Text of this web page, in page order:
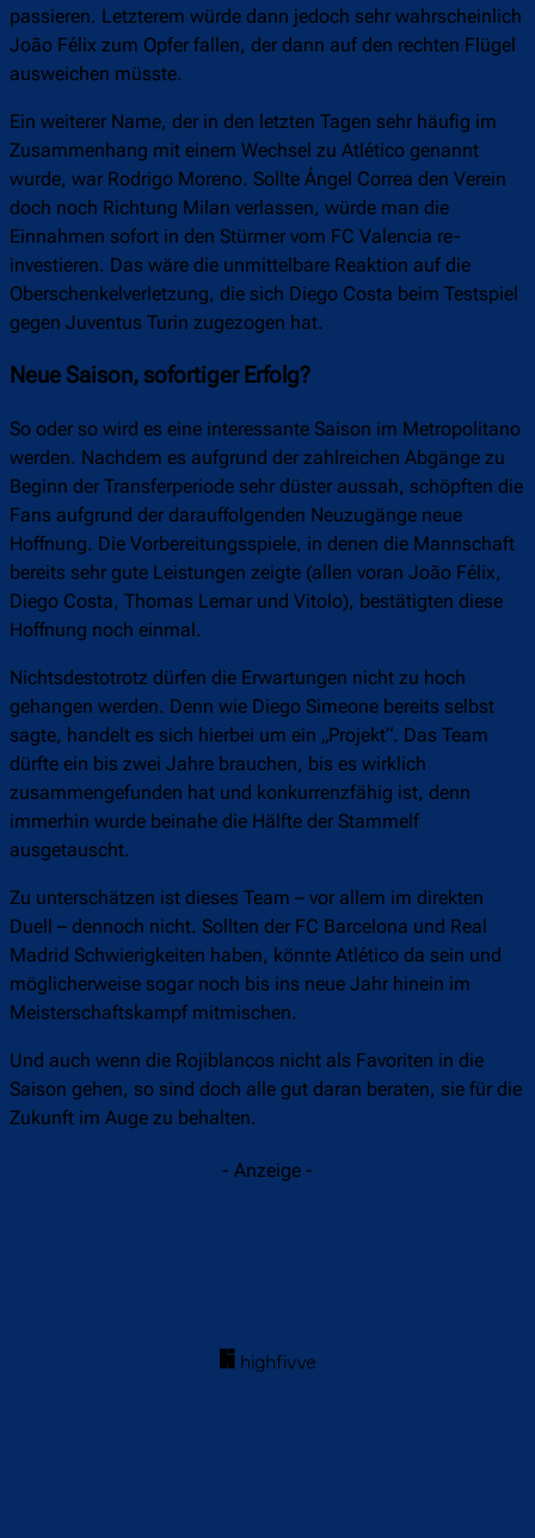
passieren. Letzterem würde dann jedoch sehr wahrscheinlich
João Félix zum Opfer fallen, der dann auf den rechten Flügel
ausweichen müsste.
Ein weiterer Name, der in den letzten Tagen sehr häufig im
Zusammenhang mit einem Wechsel zu Atlético genannt
wurde, war Rodrigo Moreno. Sollte Ángel Correa den Verein
doch noch Richtung Milan verlassen, würde man die
Einnahmen sofort in den Stürmer vom FC Valencia re-
investieren. Das wäre die unmittelbare Reaktion auf die
Oberschenkelverletzung, die sich Diego Costa beim Testspiel
gegen Juventus Turin zugezogen hat.
Neue Saison, sofortiger Erfolg?
So oder so wird es eine interessante Saison im Metropolitano
werden. Nachdem es aufgrund der zahlreichen Abgänge zu
Beginn der Transferperiode sehr düster aussah, schöpften die
Fans aufgrund der darauffolgenden Neuzugänge neue
Hoffnung. Die Vorbereitungsspiele, in denen die Mannschaft
bereits sehr gute Leistungen zeigte (allen voran João Félix,
Diego Costa, Thomas Lemar und Vitolo), bestätigten diese
Hoffnung noch einmal.
Nichtsdestotrotz dürfen die Erwartungen nicht zu hoch
gehangen werden. Denn wie Diego Simeone bereits selbst
sagte, handelt es sich hierbei um ein „Projekt“. Das Team
dürfte ein bis zwei Jahre brauchen, bis es wirklich
zusammengefunden hat und konkurrenzfähig ist, denn
immerhin wurde beinahe die Hälfte der Stammelf
ausgetauscht.
Zu unterschätzen ist dieses Team – vor allem im direkten
Duell – dennoch nicht. Sollten der FC Barcelona und Real
Madrid Schwierigkeiten haben, könnte Atlético da sein und
möglicherweise sogar noch bis ins neue Jahr hinein im
Meisterschaftskampf mitmischen.
Und auch wenn die Rojiblancos nicht als Favoriten in die
Saison gehen, so sind doch alle gut daran beraten, sie für die
Zukunft im Auge zu behalten.
- Anzeige -